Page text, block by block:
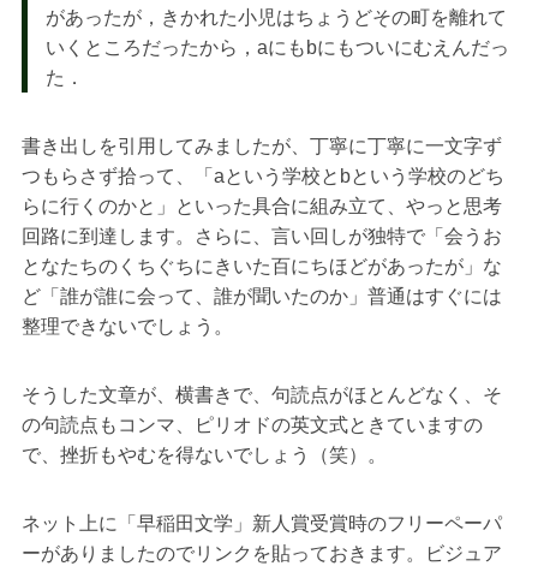
があったが，きかれた小児はちょうどその町を離れて
いくところだったから，aにもbにもついにむえんだっ
た．
書き出しを引用してみましたが、丁寧に丁寧に一文字ず
つもらさず拾って、「aという学校とbという学校のどち
らに行くのかと」といった具合に組み立て、やっと思考
回路に到達します。さらに、言い回しが独特で「会うお
となたちのくちぐちにきいた百にちほどがあったが」な
ど「誰が誰に会って、誰が聞いたのか」普通はすぐには
整理できないでしょう。
そうした文章が、横書きで、句読点がほとんどなく、そ
の句読点もコンマ、ピリオドの英文式ときていますの
で、挫折もやむを得ないでしょう（笑）。
ネット上に「早稲田文学」新人賞受賞時のフリーペーパ
ーがありましたのでリンクを貼っておきます。ビジュア